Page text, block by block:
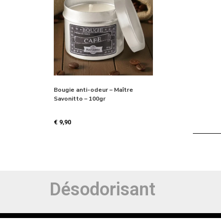
Bougie anti-odeur – Maître
Savonitto – 100gr
€ 9,90
Désodorisant